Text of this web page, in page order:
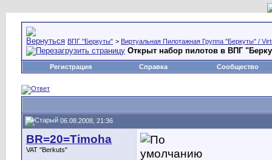
ВПГ "Беркуты" > Виртуальная Пилотажная Группа "Беркуты" /
Открыт набор пилотов в ВПГ
Регистрация Справка Сообщество
06.08.2008, 21:36
BR=20=Timoha
VAT "Berkuts"